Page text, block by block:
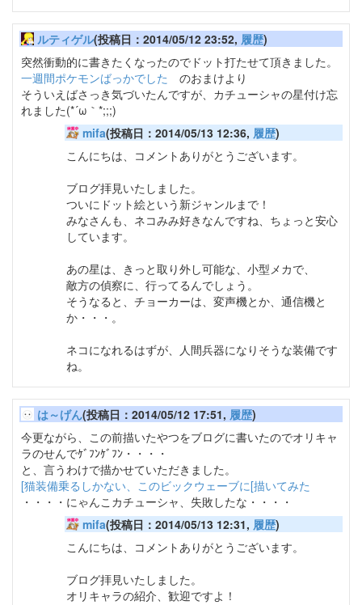
ルティゲル(投稿日：2014/05/12 23:52, 履歴)
突然衝動的に書きたくなったのでドット打たせて頂きました。
一週間ポケモンばっかでした のおまけより
そういえばさっき気づいたんですが、カチューシャの星付け忘
れました(*´ω｀*;;;)
mifa(投稿日：2014/05/13 12:36, 履歴)
こんにちは、コメントありがとうございます。
ブログ拝見いたしました。
ついにドット絵という新ジャンルまで！
みなさんも、ネコみみ好きなんですね、ちょっと安心
しています。
あの星は、きっと取り外し可能な、小型メカで、
敵方の偵察に、行ってるんでしょう。
そうなると、チョーカーは、変声機とか、通信機と
か・・・。
ネコになれるはずが、人間兵器になりそうな装備です
ね。
は～げん(投稿日：2014/05/12 17:51, 履歴)
今更ながら、この前描いたやつをブログに書いたのでオリキャ
ラのせんでｹﾞﾌﾝｹﾞﾌﾝ・・・・
と、言うわけで描かせていただきました。
[猫装備乗るしかない、このビックウェーブに[描いてみた
・・・・にゃんこカチューシャ、失敗したな・・・・
mifa(投稿日：2014/05/13 12:31, 履歴)
こんにちは、コメントありがとうございます。
ブログ拝見いたしました。
オリキャラの紹介、歓迎ですよ！